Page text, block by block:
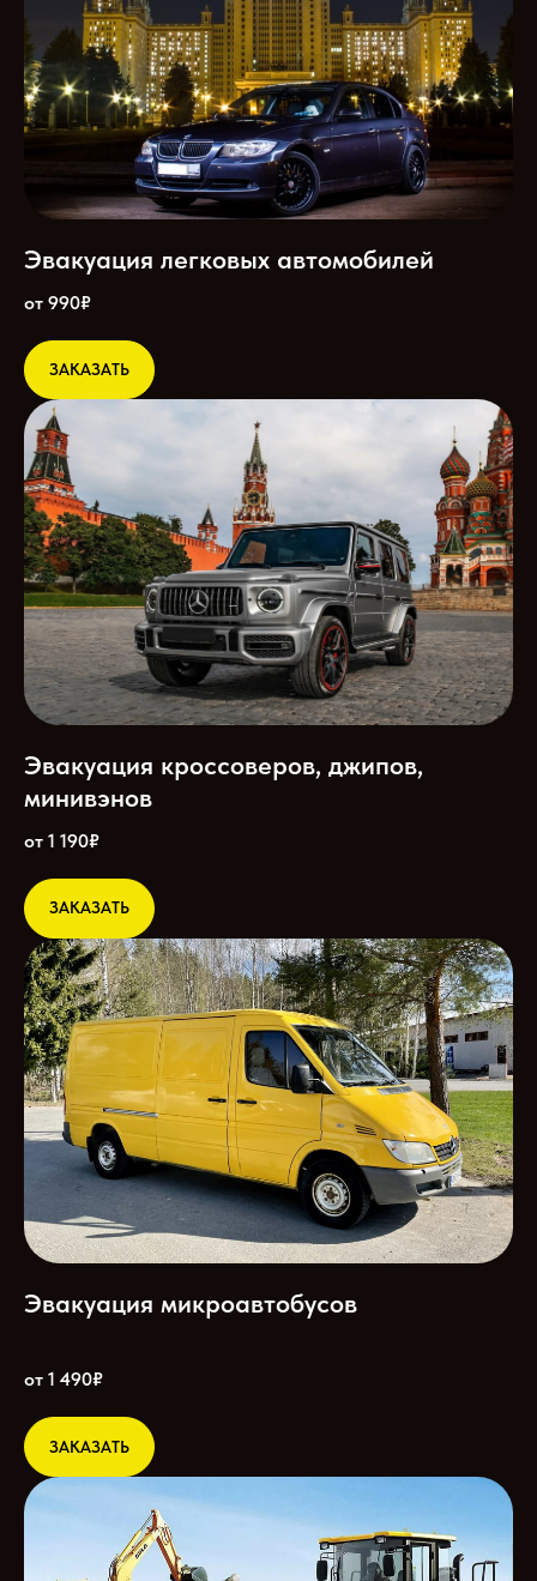
Эвакуация легковых автомобилей
от 990₽
ЗАКАЗАТЬ
Эвакуация кроссоверов, джипов,
минивэнов
от 1 190₽
ЗАКАЗАТЬ
Эвакуация микроавтобусов
от 1 490₽
ЗАКАЗАТЬ